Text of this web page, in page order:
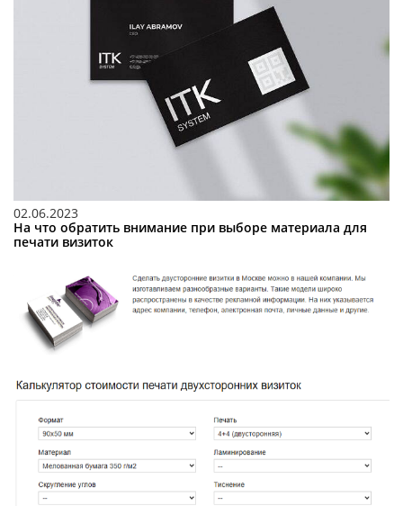
02.06.2023
На что обратить внимание при выборе материала для
печати визиток